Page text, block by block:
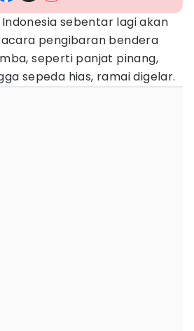
sebentar lagi akan
pengibaran bendera
seperti panjat pinang,
sepeda hias, ramai digelar.